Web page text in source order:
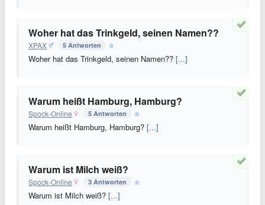
Woher hat das Trinkgeld, seinen Namen??
XPAX 5 Antworten
Woher hat das Trinkgeld, seinen Namen?? [...]
Warum heißt Hamburg, Hamburg?
Spock-Online 5 Antworten
Warum heißt Hamburg, Hamburg? [...]
Warum ist Milch weiß?
Spock-Online 3 Antworten
Warum ist Milch weiß? [...]